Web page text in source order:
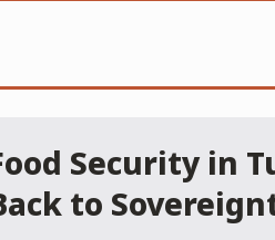
Security in
to